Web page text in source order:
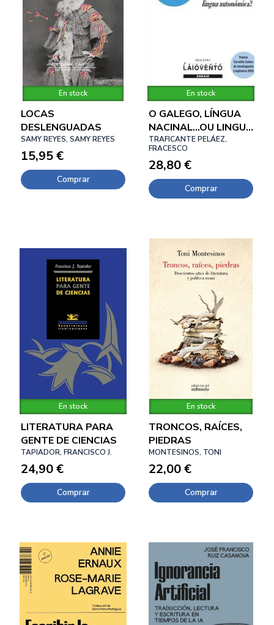
En stock
LOCAS
DESLENGUADAS
SAMY REYES, SAMY REYES
15,95 €
Comprar
En stock
O GALEGO, LÍNGUA
NACINAL...OU LINGUA
AUTONÓMICA?
TRAFICANTE PELÁEZ,
FRACESCO
28,80 €
Comprar
En stock
LITERATURA PARA
GENTE DE CIENCIAS
TAPIADOR, FRANCISCO J.
24,90 €
Comprar
En stock
TRONCOS, RAÍCES,
PIEDRAS
MONTESINOS, TONI
22,00 €
Comprar